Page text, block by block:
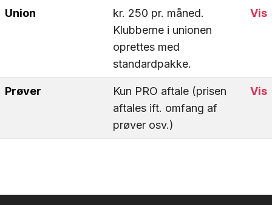
Union
kr. 250 pr. måned.
Klubberne i unionen
oprettes med
standardpakke.
Vis
Prøver
Kun PRO aftale (prisen
aftales ift. omfang af
prøver osv.)
Vis